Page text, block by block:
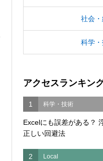
社会
科学
アクセスランキン
1 科学・技術
Excelにも誤差がある？
正しい回避法
2 Local